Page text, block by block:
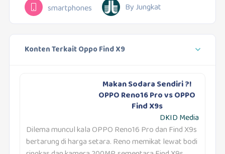
smartphones By Jungkat
Konten Terkait Oppo Find X9
Makan Sodara Sendiri ?!
OPPO Reno16 Pro vs OPPO
Find X9s
DKID Media
Dilema muncul kala OPPO Reno16 Pro dan Find X9s
bertarung di harga setara. Reno memikat lewat bodi